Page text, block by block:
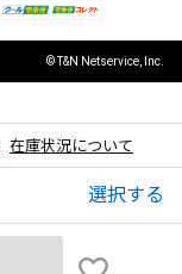
在庫状況について
© T&N Netservice, Inc.